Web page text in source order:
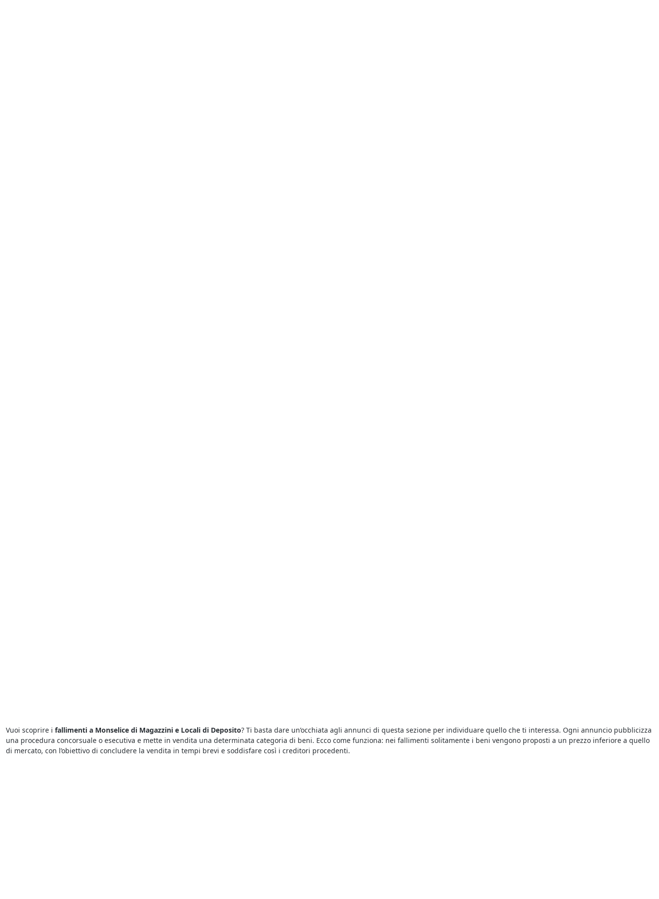
Vuoi scoprire i fallimenti a Monselice di Magazzini e Locali di Deposito? Ti basta dare un’occhiata agli annunci di questa sezione per individuare quello che ti interessa. Ogni annuncio pubblicizza
una procedura concorsuale o esecutiva e mette in vendita una determinata categoria di beni. Ecco come funziona: nei fallimenti solitamente i beni vengono proposti a un prezzo inferiore a quello
di mercato, con l’obiettivo di concludere la vendita in tempi brevi e soddisfare così i creditori procedenti.